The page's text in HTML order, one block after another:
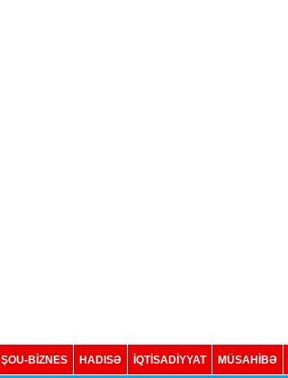
ŞOU-BİZNES HADISƏ İQTISADIYYAT MÜSAHİBƏ